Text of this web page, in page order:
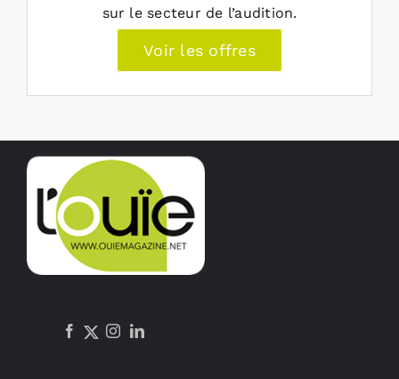
sur le secteur de l’audition.
Voir les offres